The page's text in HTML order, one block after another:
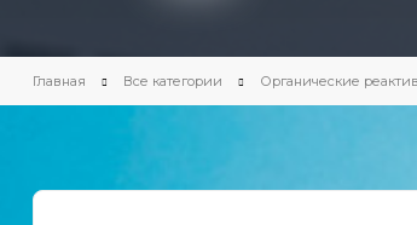
Главная Все категории Органические